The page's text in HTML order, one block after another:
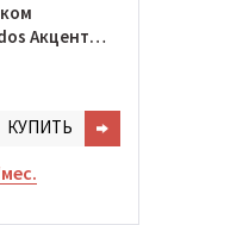
Акцент
КУПИТЬ